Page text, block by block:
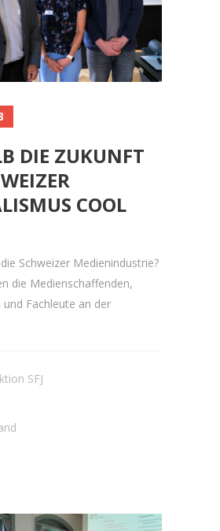
DIE ZUKUNFT
COOL
Schweizer Medienindustrie?
die Medienschaffenden,
und Fachleute an der
SFJ